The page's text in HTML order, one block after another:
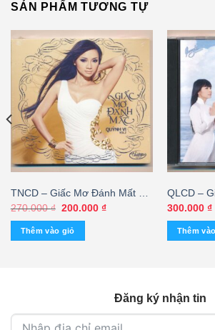
SẢN PHẨM TƯƠNG TỰ
TNCD – Giấc Mơ Đánh Mất –
Quỳnh Vi Vol2
270.000₫ Giá
là:
270.000 ₫.
200.000 ₫Giá
Thêm vào giỏ
QLCD –
(TNCD)
300.000 ₫
Thêm
Đăng ký nhận tin